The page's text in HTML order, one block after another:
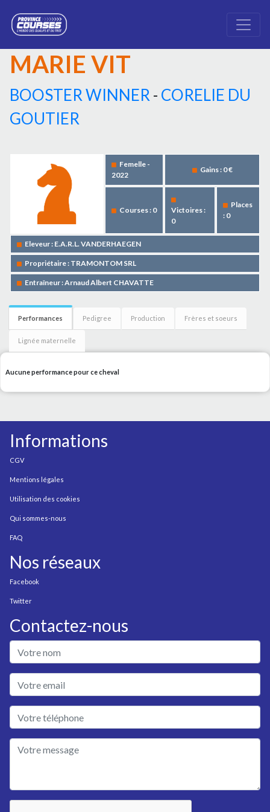
MARIE VIT
BOOSTER WINNER - CORELIE DU
GOUTIER
Femelle -
2022
Gains : 0 €
Courses : 0
Victoires :
0
Places
: 0
Eleveur : E.A.R.L. VANDERHAEGEN
Propriétaire : TRAMONTOM SRL
Entraîneur : Arnaud Albert CHAVATTE
Performances Pedigree Production Frères et soeurs
Lignée maternelle
Aucune performance pour ce cheval
Informations
CGV
Mentions légales
Utilisation des cookies
Qui sommes-nous
FAQ
Nos réseaux
Facebook
Twitter
Contactez-nous